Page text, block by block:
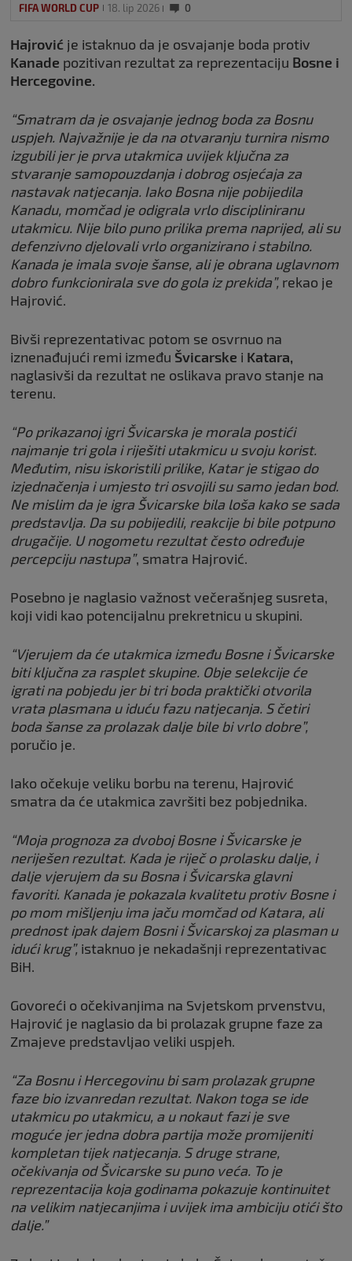
FIFA WORLD CUP 18. lip 2026 0
Hajrović je istaknuo da je osvajanje boda protiv
Kanade pozitivan rezultat za reprezentaciju Bosne i
Hercegovine.
“Smatram da je osvajanje jednog boda za Bosnu
uspjeh. Najvažnije je da na otvaranju turnira nismo
izgubili jer je prva utakmica uvijek ključna za
stvaranje samopouzdanja i dobrog osjećaja za
nastavak natjecanja. Iako Bosna nije pobijedila
Kanadu, momčad je odigrala vrlo discipliniranu
utakmicu. Nije bilo puno prilika prema naprijed, ali su
defenzivno djelovali vrlo organizirano i stabilno.
Kanada je imala svoje šanse, ali je obrana uglavnom
dobro funkcionirala sve do gola iz prekida”, rekao je
Hajrović.
Bivši reprezentativac potom se osvrnuo na
iznenađujući remi između Švicarske i Katara,
naglasivši da rezultat ne oslikava pravo stanje na
terenu.
“Po prikazanoj igri Švicarska je morala postići
najmanje tri gola i riješiti utakmicu u svoju korist.
Međutim, nisu iskoristili prilike, Katar je stigao do
izjednačenja i umjesto tri osvojili su samo jedan bod.
Ne mislim da je igra Švicarske bila loša kako se sada
predstavlja. Da su pobijedili, reakcije bi bile potpuno
drugačije. U nogometu rezultat često određuje
percepciju nastupa”, smatra Hajrović.
Posebno je naglasio važnost večerašnjeg susreta,
koji vidi kao potencijalnu prekretnicu u skupini.
“Vjerujem da će utakmica između Bosne i Švicarske
biti ključna za rasplet skupine. Obje selekcije će
igrati na pobjedu jer bi tri boda praktički otvorila
vrata plasmana u iduću fazu natjecanja. S četiri
boda šanse za prolazak dalje bile bi vrlo dobre”,
poručio je.
Iako očekuje veliku borbu na terenu, Hajrović
smatra da će utakmica završiti bez pobjednika.
“Moja prognoza za dvoboj Bosne i Švicarske je
neriješen rezultat. Kada je riječ o prolasku dalje, i
dalje vjerujem da su Bosna i Švicarska glavni
favoriti. Kanada je pokazala kvalitetu protiv Bosne i
po mom mišljenju ima jaču momčad od Katara, ali
prednost ipak dajem Bosni i Švicarskoj za plasman u
idući krug”, istaknuo je nekadašnji reprezentativac
BiH.
Govoreći o očekivanjima na Svjetskom prvenstvu,
Hajrović je naglasio da bi prolazak grupne faze za
Zmajeve predstavljao veliki uspjeh.
“Za Bosnu i Hercegovinu bi sam prolazak grupne
faze bio izvanredan rezultat. Nakon toga se ide
utakmicu po utakmicu, a u nokaut fazi je sve
moguće jer jedna dobra partija može promijeniti
kompletan tijek natjecanja. S druge strane,
očekivanja od Švicarske su puno veća. To je
reprezentacija koja godinama pokazuje kontinuitet
na velikim natjecanjima i uvijek ima ambiciju otići što
dalje.”